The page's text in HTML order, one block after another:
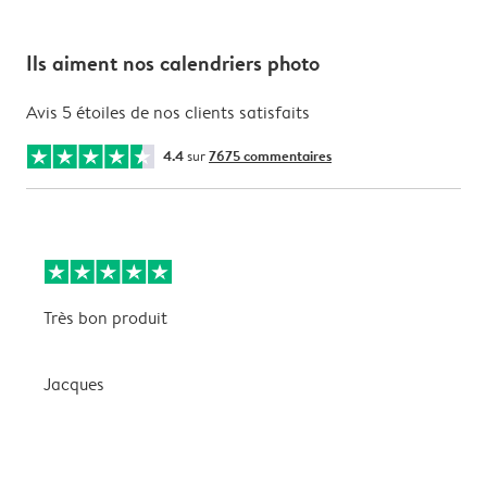
Ils aiment nos calendriers photo
Avis 5 étoiles de nos clients satisfaits
4.4sur7675 commentaires
Très bon produit
Jacques